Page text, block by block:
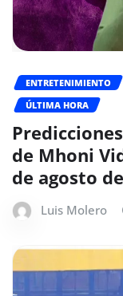
ENTRETENIMIENTO
ÚLTIMA HORA
de Mhoni
de agosto
Luis Molero